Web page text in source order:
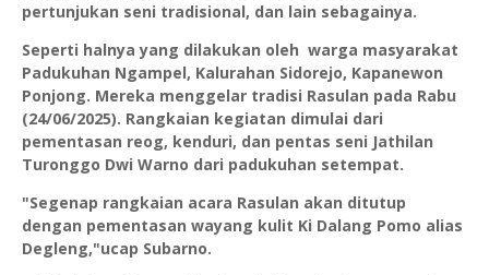
pertunjukan seni tradisional, dan lain sebagainya.
Seperti halnya yang dilakukan oleh warga masyarakat
Padukuhan Ngampel, Kalurahan Sidorejo, Kapanewon
Ponjong. Mereka menggelar tradisi Rasulan pada Rabu
(24/06/2025). Rangkaian kegiatan dimulai dari
pementasan reog, kenduri, dan pentas seni Jathilan
Turonggo Dwi Warno dari padukuhan setempat.
"Segenap rangkaian acara Rasulan akan ditutup
dengan pementasan wayang kulit Ki Dalang Pomo alias
Degleng,"ucap Subarno.